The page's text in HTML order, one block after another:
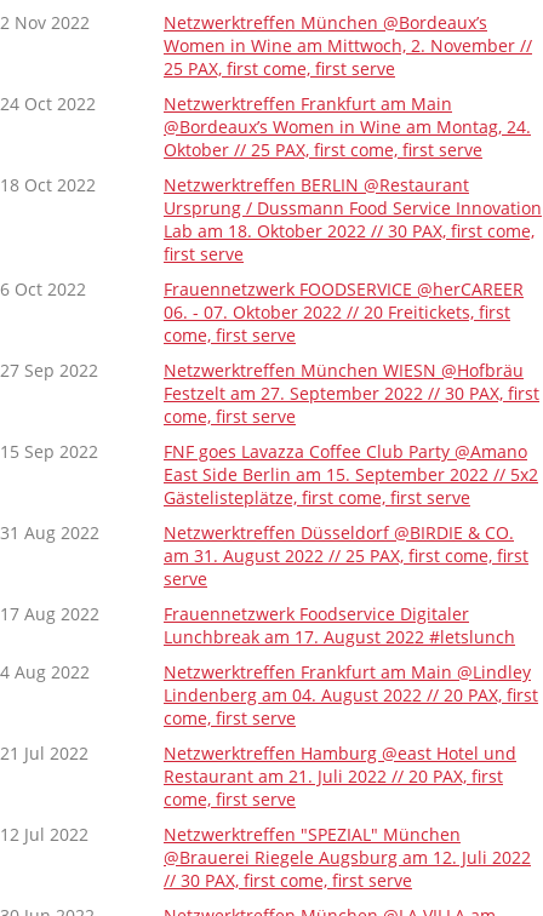
2 Nov 2022
Netzwerktreffen München @Bordeaux’s
Women in Wine am Mittwoch, 2. November //
25 PAX, first come, first serve
24 Oct 2022
Netzwerktreffen Frankfurt am Main
@Bordeaux’s Women in Wine am Montag, 24.
Oktober // 25 PAX, first come, first serve
18 Oct 2022
Netzwerktreffen BERLIN @Restaurant
Ursprung / Dussmann Food Service Innovation
Lab am 18. Oktober 2022 // 30 PAX, first come,
first serve
6 Oct 2022
Frauennetzwerk FOODSERVICE @herCAREER
06. - 07. Oktober 2022 // 20 Freitickets, first
come, first serve
27 Sep 2022
Netzwerktreffen München WIESN @Hofbräu
Festzelt am 27. September 2022 // 30 PAX, first
come, first serve
15 Sep 2022
FNF goes Lavazza Coffee Club Party @Amano
East Side Berlin am 15. September 2022 // 5x2
Gästelisteplätze, first come, first serve
31 Aug 2022
Netzwerktreffen Düsseldorf @BIRDIE & CO.
am 31. August 2022 // 25 PAX, first come, first
serve
17 Aug 2022
Frauennetzwerk Foodservice Digitaler
Lunchbreak am 17. August 2022 #letslunch
4 Aug 2022
Netzwerktreffen Frankfurt am Main @Lindley
Lindenberg am 04. August 2022 // 20 PAX, first
come, first serve
21 Jul 2022
Netzwerktreffen Hamburg @east Hotel und
Restaurant am 21. Juli 2022 // 20 PAX, first
come, first serve
12 Jul 2022
Netzwerktreffen "SPEZIAL" München
@Brauerei Riegele Augsburg am 12. Juli 2022
// 30 PAX, first come, first serve